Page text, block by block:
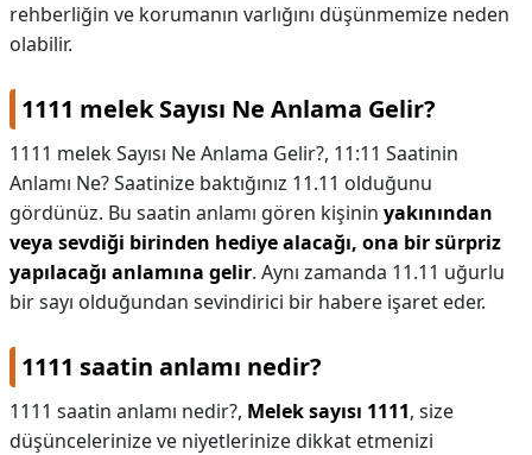
rehberliğin ve korumanın varlığını düşünmemize neden
olabilir.
1111 melek Sayısı Ne Anlama Gelir?
1111 melek Sayısı Ne Anlama Gelir?, 11:11 Saatinin
Anlamı Ne? Saatinize baktığınız 11.11 olduğunu
gördünüz. Bu saatin anlamı gören kişinin yakınından
veya sevdiği birinden hediye alacağı, ona bir sürpriz
yapılacağı anlamına gelir. Aynı zamanda 11.11 uğurlu
bir sayı olduğundan sevindirici bir habere işaret eder.
1111 saatin anlamı nedir?
1111 saatin anlamı nedir?, Melek sayısı 1111, size
düşüncelerinize ve niyetlerinize dikkat etmenizi